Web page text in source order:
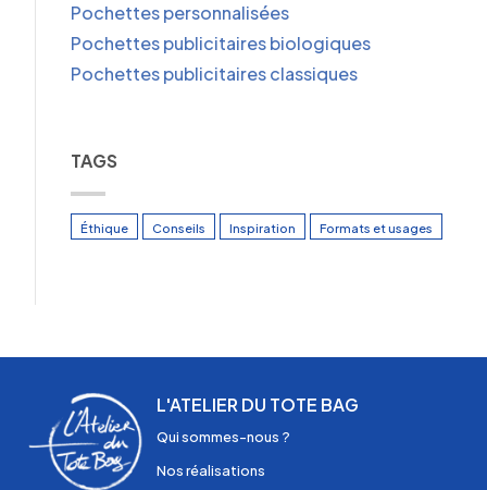
Pochettes personnalisées
Pochettes publicitaires biologiques
Pochettes publicitaires classiques
TAGS
Éthique Conseils Inspiration Formats et usages
L'ATELIER DU TOTE BAG
Qui sommes-nous ?
Nos réalisations